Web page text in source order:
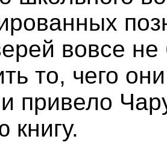
вовсе
то, чего
привело
книгу.